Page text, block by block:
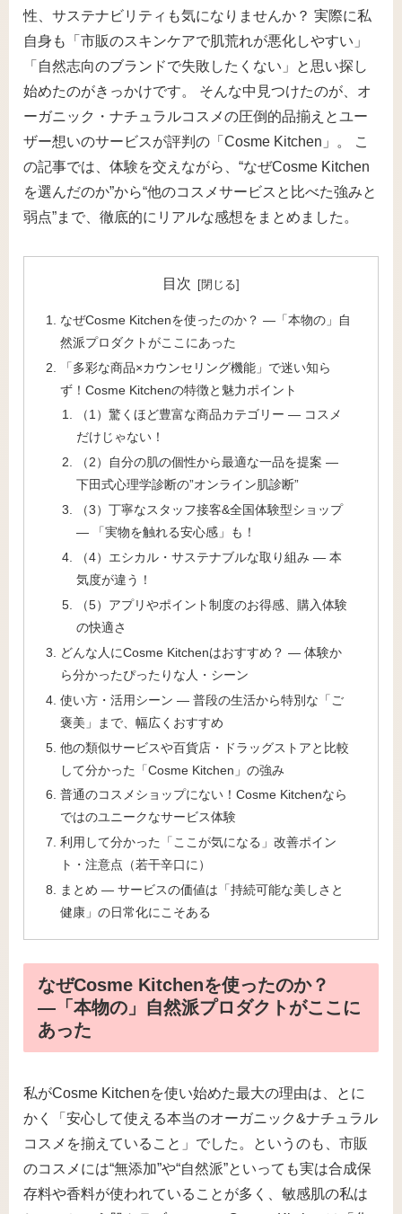
性、サステナビリティも気になりませんか？ 実際に私
自身も「市販のスキンケアで肌荒れが悪化しやすい」
「自然志向のブランドで失敗したくない」と思い探し
始めたのがきっかけです。 そんな中見つけたのが、オ
ーガニック・ナチュラルコスメの圧倒的品揃えとユー
ザー想いのサービスが評判の「Cosme Kitchen」。 こ
の記事では、体験を交えながら、“なぜCosme Kitchen
を選んだのか”から“他のコスメサービスと比べた強みと
弱点”まで、徹底的にリアルな感想をまとめました。
目次
なぜCosme Kitchenを使ったのか？ ―「本物の」自
然派プロダクトがここにあった
「多彩な商品×カウンセリング機能」で迷い知ら
ず！Cosme Kitchenの特徴と魅力ポイント
（1）驚くほど豊富な商品カテゴリー ― コスメ
だけじゃない！
（2）自分の肌の個性から最適な一品を提案 ―
下田式心理学診断の”オンライン肌診断”
（3）丁寧なスタッフ接客&全国体験型ショップ
― 「実物を触れる安心感」も！
（4）エシカル・サステナブルな取り組み ― 本
気度が違う！
（5）アプリやポイント制度のお得感、購入体験
の快適さ
どんな人にCosme Kitchenはおすすめ？ — 体験か
ら分かったぴったりな人・シーン
使い方・活用シーン — 普段の生活から特別な「ご
褒美」まで、幅広くおすすめ
他の類似サービスや百貨店・ドラッグストアと比較
して分かった「Cosme Kitchen」の強み
普通のコスメショップにない！Cosme Kitchenなら
ではのユニークなサービス体験
利用して分かった「ここが気になる」改善ポイン
ト・注意点（若干辛口に）
まとめ ― サービスの価値は「持続可能な美しさと
健康」の日常化にこそある
なぜCosme Kitchenを使ったのか？
―「本物の」自然派プロダクトがここに
あった
私がCosme Kitchenを使い始めた最大の理由は、とに
かく「安心して使える本当のオーガニック&ナチュラル
コスメを揃えていること」でした。というのも、市販
のコスメには“無添加”や“自然派”といっても実は合成保
存料や香料が使われていることが多く、敏感肌の私は